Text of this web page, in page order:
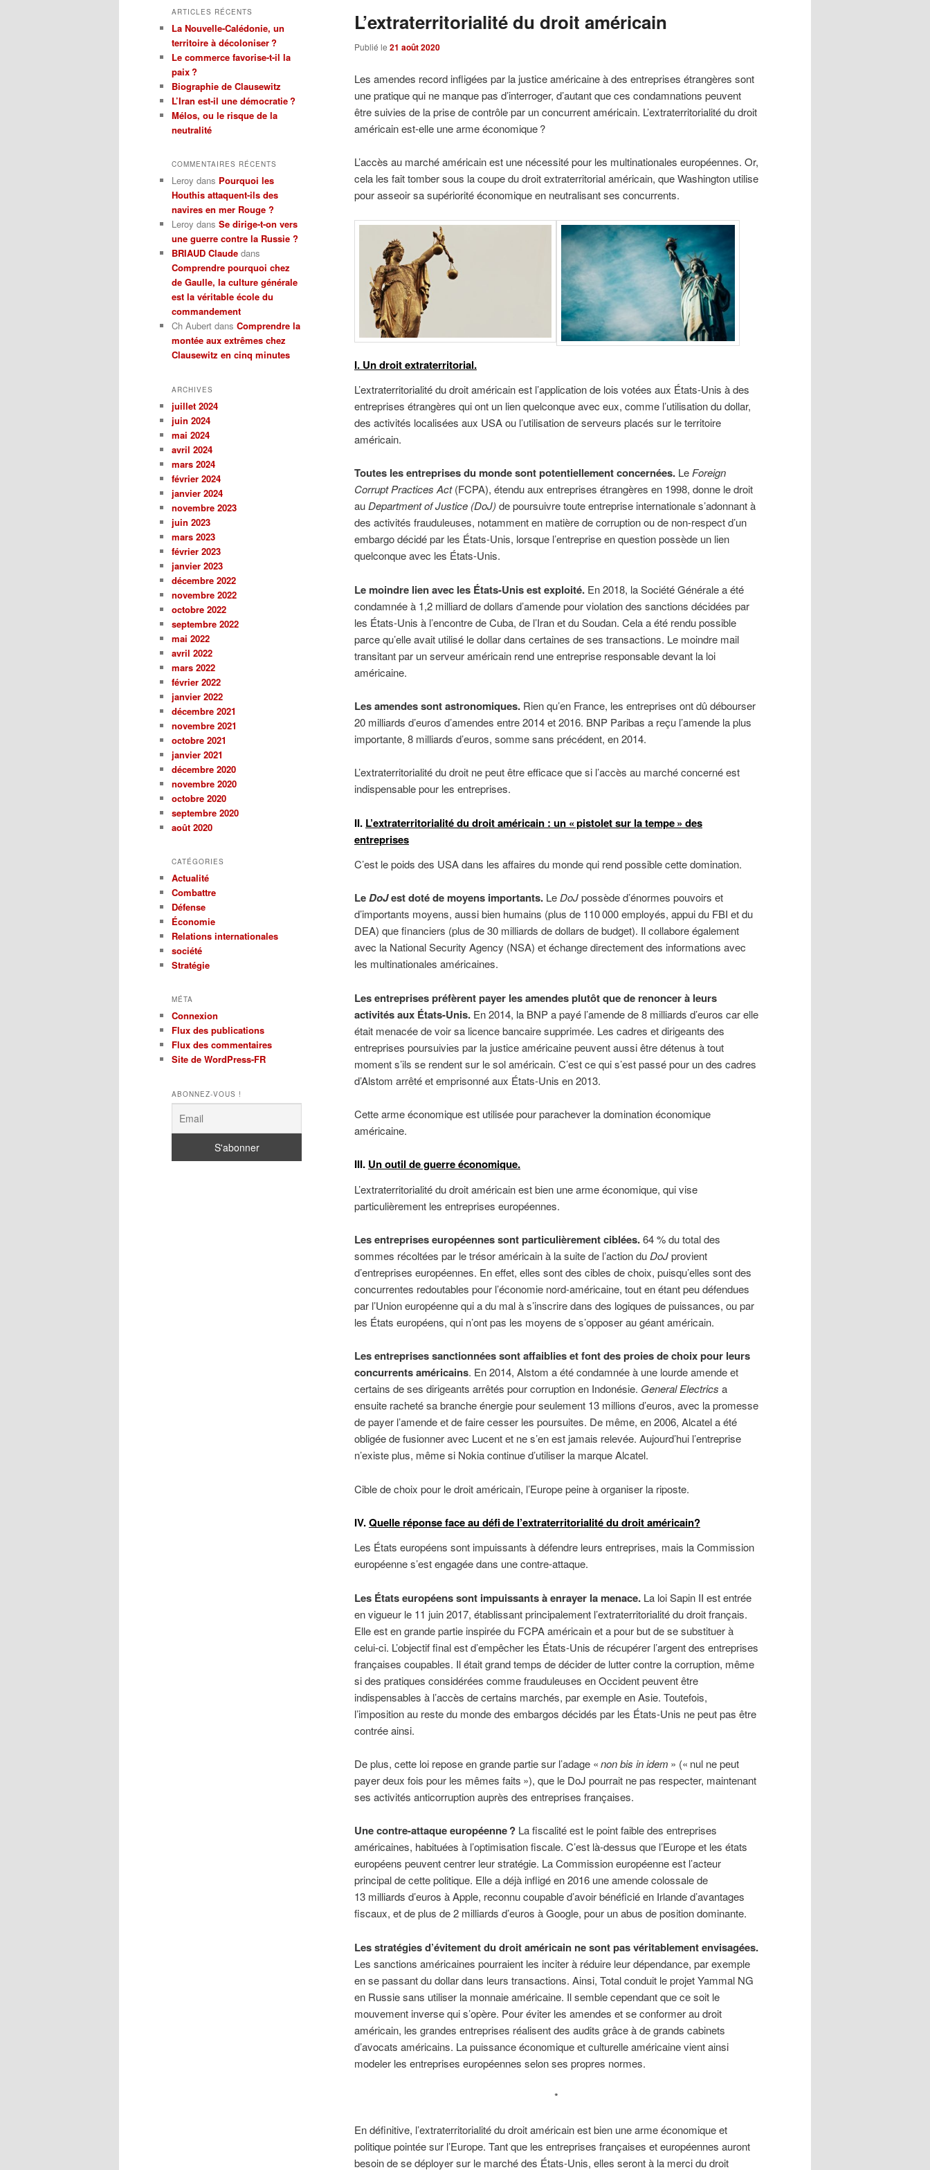
L’extraterritorialité du droit américain
Publié le 21 août 2020
Les amendes record infligées par la justice américaine à des entreprises étrangères sont
une pratique qui ne manque pas d’interroger, d’autant que ces condamnations peuvent
être suivies de la prise de contrôle par un concurrent américain. L’extraterritorialité du droit
américain est-elle une arme économique ?
L’accès au marché américain est une nécessité pour les multinationales européennes. Or,
cela les fait tomber sous la coupe du droit extraterritorial américain, que Washington utilise
pour asseoir sa supériorité économique en neutralisant ses concurrents.
I. Un droit extraterritorial.
L’extraterritorialité du droit américain est l’application de lois votées aux États-Unis à des
entreprises étrangères qui ont un lien quelconque avec eux, comme l’utilisation du dollar,
des activités localisées aux USA ou l’utilisation de serveurs placés sur le territoire
américain.
Toutes les entreprises du monde sont potentiellementconcernées. Le Foreign
Corrupt Practices Act(FCPA), étendu aux entreprises étrangères en 1998, donne le droit
au Department of Justice (DoJ) de poursuivre toute entreprise internationale s’adonnant à
des activités frauduleuses, notamment en matière de corruption ou de non-respect d’un
embargo décidé par les États-Unis, lorsque l’entreprise en question possède un lien
quelconque avec les États-Unis.
Le moindre lien avec les États-Unis est exploité. En 2018, la Société Générale a été
condamnée à 1,2 milliard de dollars d’amende pour violation des sanctions décidées par
les États-Unis à l’encontre de Cuba, de l’Iran et du Soudan. Cela a été rendu possible
parce qu’elle avait utilisé le dollar dans certaines de ses transactions. Le moindre mail
transitant par un serveur américain rend une entreprise responsable devant la loi
américaine.
Les amendes sont astronomiques. Rien qu’en France, les entreprises ont dû débourser
20 milliards d’euros d’amendes entre 2014 et 2016. BNP Paribas a reçu l’amende la plus
importante, 8 milliards d’euros, somme sans précédent, en 2014.
L’extraterritorialité du droit ne peut être efficace que si l’accès au marché concerné est
indispensable pour les entreprises.
II. L’extraterritorialité du droit américain : un « pistolet sur la tempe » des
entreprises
C’est le poids des USA dans les affaires du monde qui rend possible cette domination.
LeDoJest doté de moyens importants. LeDoJpossède d’énormes pouvoirs et
d’importants moyens, aussi bien humains (plus de 110 000 employés, appui du FBI et du
DEA) que financiers (plus de 30 milliards de dollars de budget). Il collabore également
avec la National Security Agency (NSA) et échange directement des informations avec
les multinationales américaines.
Les entreprises préfèrent payer les amendes plutôt que de renoncer à leurs
activités aux États-Unis. En 2014, la BNP a payé l’amende de 8 milliards d’euros car elle
était menacée de voir sa licence bancaire supprimée. Les cadres et dirigeants des
entreprises poursuivies par la justice américaine peuvent aussi être détenus à tout
moment s’ils se rendent sur le sol américain. C’est ce qui s’est passé pour un des cadres
d’Alstom arrêté et emprisonné aux États-Unis en 2013.
Cette arme économique est utilisée pour parachever la domination économique
américaine.
III. Un outil de guerre économique.
L’extraterritorialité du droit américain est bien une arme économique, qui vise
particulièrement les entreprises européennes.
Les entreprises européennes sont particulièrement ciblées.64 % du total des
sommes récoltées par le trésor américain à la suite de l’action du DoJprovient
d’entreprises européennes. En effet, elles sont des cibles de choix, puisqu’elles sont des
concurrentes redoutables pour l’économie nord-américaine, tout en étant peu défendues
par l’Union européenne qui a du mal à s’inscrire dans des logiques de puissances, ou par
les États européens, qui n’ont pas les moyens de s’opposer au géant américain.
Les entreprises sanctionnées sont affaiblies et font des proies de choix pour leurs
concurrents américains. En 2014, Alstom a été condamnée à une lourde amende et
certains de ses dirigeants arrêtés pour corruption en Indonésie. General Electrics a
ensuite racheté sa branche énergie pour seulement 13 millions d’euros, avec la promesse
de payer l’amende et de faire cesser les poursuites. De même, en 2006, Alcatel a été
obligée de fusionner avec Lucent et ne s’en est jamais relevée. Aujourd’hui l’entreprise
n’existe plus, même si Nokia continue d’utiliser la marque Alcatel.
Cible de choix pour le droit américain, l’Europe peine à organiser la riposte.
IV.Quelle réponse face au défi de l’extraterritorialité du droit américain?
Les États européens sont impuissants à défendre leurs entreprises, mais la Commission
européenne s’est engagée dans une contre-attaque.
Les États européens sont impuissants à enrayer la menace. La loi Sapin II est entrée
en vigueur le 11 juin 2017, établissant principalement l’extraterritorialité du droit français.
Elle est en grande partie inspirée du FCPA américain et a pour but de se substituer à
celui-ci. L’objectif final est d’empêcher les États-Unis de récupérer l’argent des entreprises
françaises coupables. Il était grand temps de décider de lutter contre la corruption, même
si des pratiques considérées comme frauduleuses en Occident peuvent être
indispensables à l’accès de certains marchés, par exemple en Asie. Toutefois,
l’imposition au reste du monde des embargos décidés par les États-Unis ne peut pas être
contrée ainsi.
De plus, cette loi repose en grande partie sur l’adage «non bis in idem » (« nul ne peut
payer deux fois pour les mêmes faits »), que le DoJ pourrait ne pas respecter, maintenant
ses activités anticorruption auprès des entreprises françaises.
Une contre-attaque européenne ? La fiscalité est le point faible des entreprises
américaines, habituées à l’optimisation fiscale. C’est là-dessus que l’Europe et les états
européens peuvent centrer leur stratégie. La Commission européenne est l’acteur
principal de cette politique. Elle a déjà infligé en 2016 une amende colossale de
13 milliards d’euros à Apple, reconnu coupable d’avoir bénéficié en Irlande d’avantages
fiscaux, et de plus de 2 milliards d’euros à Google, pour un abus de position dominante.
Les stratégies d’évitement du droit américain ne sont pas véritablement envisagées.
Les sanctions américaines pourraient les inciter à réduire leur dépendance, par exemple
en se passant du dollar dans leurs transactions. Ainsi, Total conduit le projet Yammal NG
en Russie sans utiliser la monnaie américaine. Il semble cependant que ce soit le
mouvement inverse qui s’opère. Pour éviter les amendes et se conformer au droit
américain, les grandes entreprises réalisent des audits grâce à de grands cabinets
d’avocats américains. La puissance économique et culturelle américaine vient ainsi
modeler les entreprises européennes selon ses propres normes.
*
En définitive, l’extraterritorialité du droit américain est bien une arme économique et
politique pointée sur l’Europe. Tant que les entreprises françaises et européennes auront
besoin de se déployer sur le marché des États-Unis, elles seront à la merci du droit
h
r
c
h
e
ARTICLES RÉCENTS
La Nouvelle-Calédonie, un
territoire à décoloniser ?
Le commerce favorise-t-il la
paix ?
Biographie de Clausewitz
L’Iran est-il une démocratie ?
Mélos, ou le risque de la
neutralité
COMMENTAIRES RÉCENTS
Leroy dans Pourquoi les
Houthis attaquent-ils des
navires en mer Rouge ?
Leroy dans Se dirige-t-on vers
une guerre contre la Russie ?
BRIAUD Claude dans
Comprendre pourquoi chez
de Gaulle, la culture générale
est la véritable école du
commandement
Ch Aubert dans Comprendre la
montée aux extrêmes chez
Clausewitz en cinq minutes
ARCHIVES
juillet 2024
juin 2024
mai 2024
avril 2024
mars 2024
février 2024
janvier 2024
novembre 2023
juin 2023
mars 2023
février 2023
janvier 2023
décembre 2022
novembre 2022
octobre 2022
septembre 2022
mai 2022
avril 2022
mars 2022
février 2022
janvier 2022
décembre 2021
novembre 2021
octobre 2021
janvier 2021
décembre 2020
novembre 2020
octobre 2020
septembre 2020
août 2020
CATÉGORIES
Actualité
Combattre
Défense
Économie
Relations internationales
société
Stratégie
MÉTA
Connexion
Flux des publications
Flux des commentaires
Site de WordPress-FR
ABONNEZ-VOUS !